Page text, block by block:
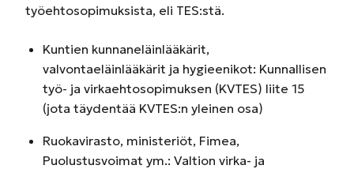
työehtosopimuksista, eli TES:stä.
Kuntien kunnaneläinlääkärit,
valvontaeläinlääkärit ja hygieenikot: Kunnallisen
työ- ja virkaehtosopimuksen (KVTES) liite 15
(jota täydentää KVTES:n yleinen osa)
Ruokavirasto, ministeriöt, Fimea,
Puolustusvoimat ym.: Valtion virka- ja